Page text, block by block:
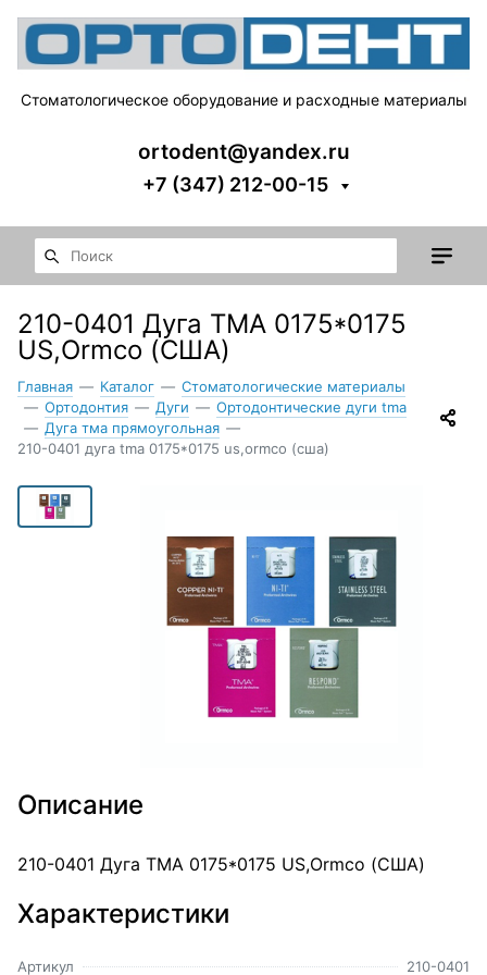
Стоматологическое оборудование и расходные материалы
ortodent@yandex.ru
+7 (347) 212-00-15
210-0401 Дуга TMA 0175*0175
US,Ormco (США)
Главная — Каталог — Стоматологические материалы
— Ортодонтия — Дуги — Ортодонтические дуги tma
— Дуга тма прямоугольная —
210-0401 дуга tma 0175*0175 us,ormco (сша)
Описание
210-0401 Дуга TMA 0175*0175 US,Ormco (США)
Характеристики
Артикул 210-0401